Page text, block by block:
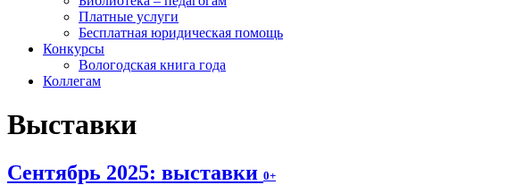
Платные услуги
Бесплатная юридическая помощь
Конкурсы
Вологодская книга года
Коллегам
Выставки
Сентябрь 2025: выставки 0+